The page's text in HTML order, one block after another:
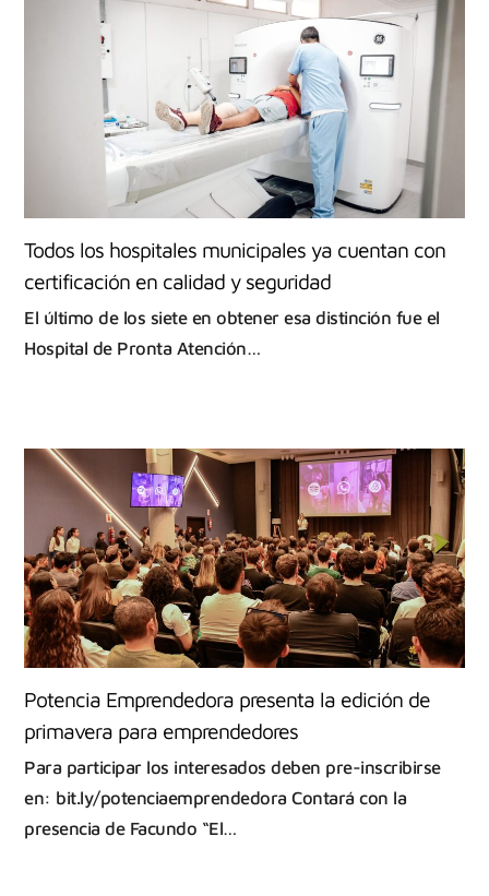
Todos los hospitales municipales ya cuentan con
certificación en calidad y seguridad
El último de los siete en obtener esa distinción fue el
Hospital de Pronta Atención…
Potencia Emprendedora presenta la edición de
primavera para emprendedores
Para participar los interesados deben pre-inscribirse
en: bit.ly/potenciaemprendedora Contará con la
presencia de Facundo “El…